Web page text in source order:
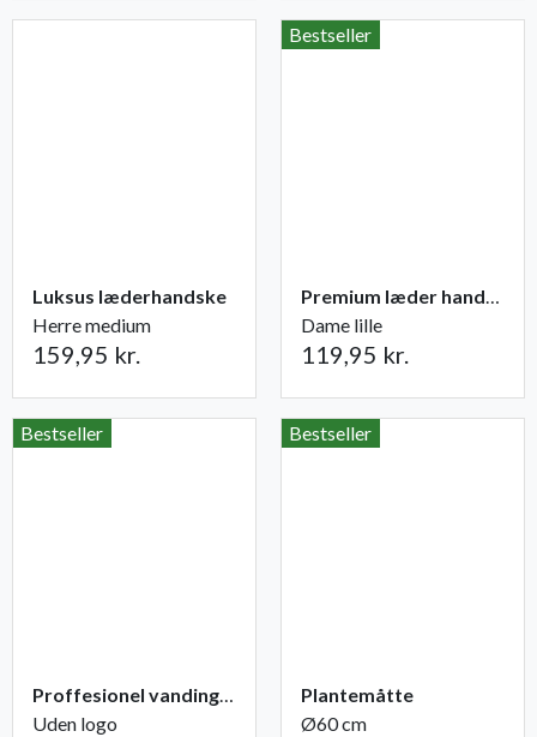
Luksus læderhandske
Herre medium
159,95 kr.
Bestseller
Premium læder handske Flutter
Dame lille
119,95 kr.
Bestseller
Proffesionel vandingspose 100 liter
Uden logo
Bestseller
Plantemåtte
Ø60 cm